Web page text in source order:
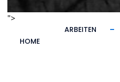
">
HOME
ARBEITEN